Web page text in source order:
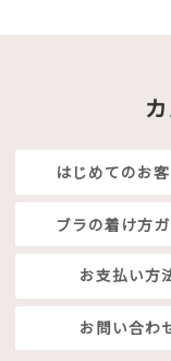
はじめてのお
ブラの着け方
お支払い方
お問い合わ